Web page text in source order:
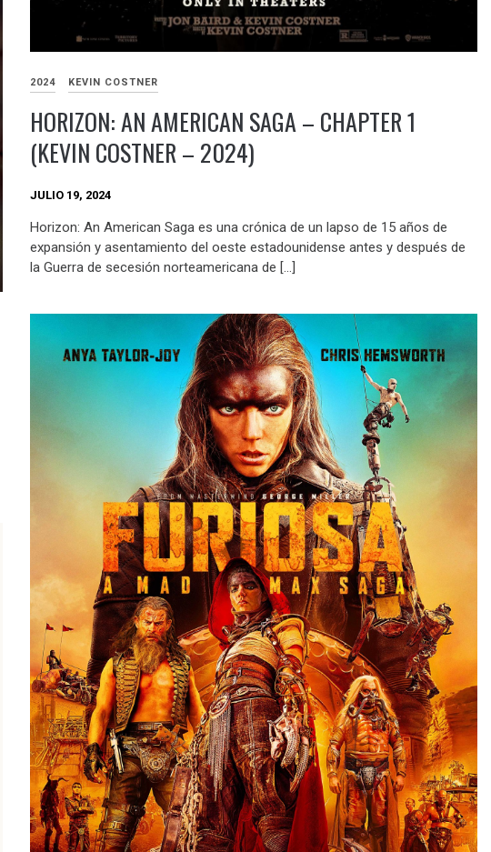
2024 KEVIN COSTNER
HORIZON: AN AMERICAN SAGA – CHAPTER 1
(KEVIN COSTNER – 2024)
JULIO 19, 2024
Horizon: An American Saga es una crónica de un lapso de 15 años de
expansión y asentamiento del oeste estadounidense antes y después de
la Guerra de secesión norteamericana de […]